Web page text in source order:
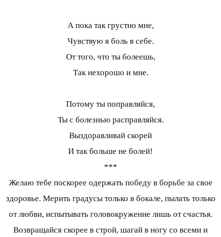
А пока так грустно мне,
Чувствую я боль в себе.
От того, что ты болеешь,
Так нехорошо и мне.
Потому ты поправляйся,
Ты с болезнью расправляйся.
Выздоравливай скорей
И так больше не болей!
***
Желаю тебе поскорее одержать победу в борьбе за свое
здоровье. Мерить градусы только в бокале, пылать только
от любви, испытывать головокружение лишь от счастья.
Возвращайся скорее в строй, шагай в ногу со всеми и